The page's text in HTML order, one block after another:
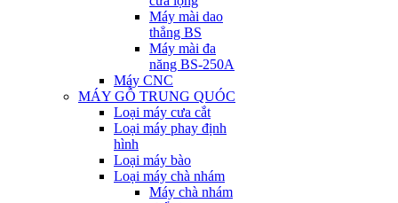
Máy mài dao
thẳng BS
Máy mài đa
năng BS-250A
Máy CNC
MÁY GỖ TRUNG QUÓC
Loại máy cưa cắt
Loại máy phay định
hình
Loại máy bào
Loại máy chà nhám
Máy chà nhám